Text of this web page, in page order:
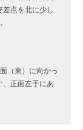
差点を北に少し
（東）に向かっ
、正面左手にあ